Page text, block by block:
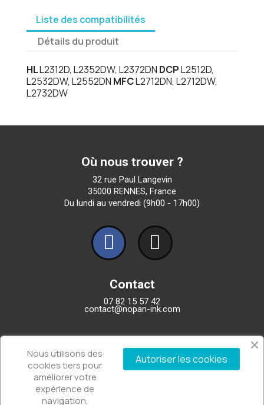
Liste des compatibilités
Détails du produit
HLL2312D, L2352DW, L2372DN DCPL2512D,
L2532DW, L2552DN MFCL2712DN, L2712DW,
L2732DW
Où nous trouver ?
32 rue Paul Langevin
35000 RENNES, France
Du lundi au vendredi (9h00 - 17h00)
Contact
07 82 15 57 42
contact@nopan-ink.com
Entreprise
Qui sommes-nous ?
FAQ
Nous utilisons des
cookies tiers pour
améliorer votre
expérience de
navigation,
Autoriser les cookies